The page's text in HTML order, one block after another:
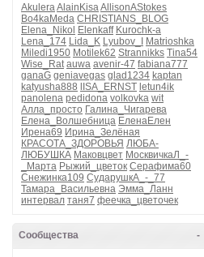
AkuleraAlainKisaAllisonAStokes
Bo4kaMeda CHRISTIANS_BLOG
Elena_Nikol
Elenkaff Kurochk-a
Lena_174 Lida_K Lyubov_I
Matrioshka
Miledi1950 Motilek62 Strannikks Tina54
Wise_Rat auwa avenir-47 fabiana777
ganaG geniavegas glad1234 kaptan
katyusha888
lISA_ERNST letun4ik
panolena pedidona volkovka wit
Алла_просто Галина_Чигарева
Елена_Волшебница ЕленаЕлен
Ирена69 Ирина_Зелёная
КРАСОТА_ЗДОРОВЬЯ ЛЮБА-
ЛЮБУШКА Маковцвет МосквичкаЛ_-
_Марта Рыжий_цветок Серафима60
Снежинка109 СударушкА_-_77
Тамара_Васильевна Эмма_Ланн
интервал таня7 феечка_цветочек
-
Сообщества